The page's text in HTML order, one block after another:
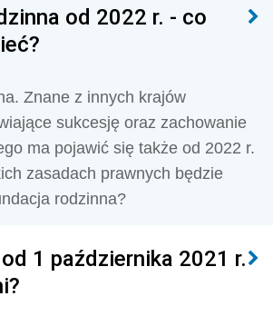
od 2022 r. - co
Znane z innych krajów
sukcesję oraz zachowanie
ma pojawić się także od 2022 r.
zasadach prawnych będzie
rodzinna?
1 października 2021 r.